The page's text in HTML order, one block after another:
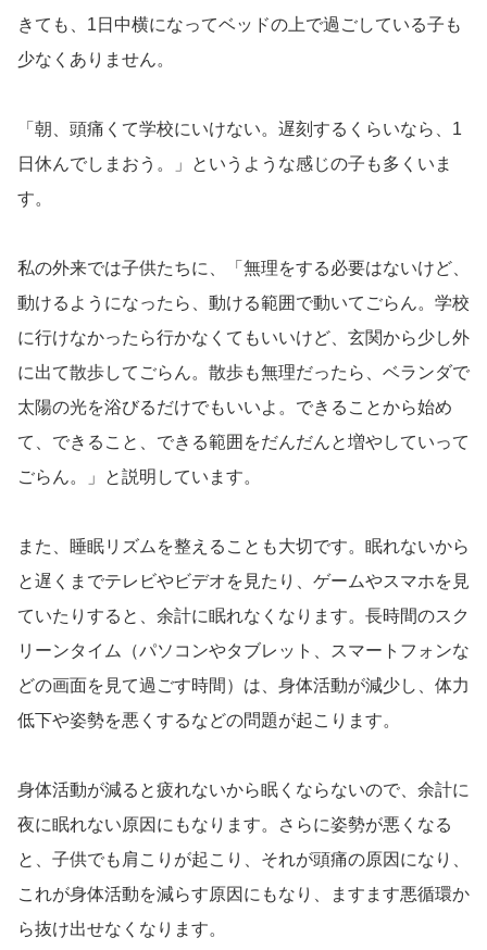
きても、1日中横になってベッドの上で過ごしている子も
少なくありません。
「朝、頭痛くて学校にいけない。遅刻するくらいなら、1
日休んでしまおう。」というような感じの子も多くいま
す。
私の外来では子供たちに、「無理をする必要はないけど、
動けるようになったら、動ける範囲で動いてごらん。学校
に行けなかったら行かなくてもいいけど、玄関から少し外
に出て散歩してごらん。散歩も無理だったら、ベランダで
太陽の光を浴びるだけでもいいよ。できることから始め
て、できること、できる範囲をだんだんと増やしていって
ごらん。」と説明しています。
また、睡眠リズムを整えることも大切です。眠れないから
と遅くまでテレビやビデオを見たり、ゲームやスマホを見
ていたりすると、余計に眠れなくなります。長時間のスク
リーンタイム（パソコンやタブレット、スマートフォンな
どの画面を見て過ごす時間）は、身体活動が減少し、体力
低下や姿勢を悪くするなどの問題が起こります。
身体活動が減ると疲れないから眠くならないので、余計に
夜に眠れない原因にもなります。さらに姿勢が悪くなる
と、子供でも肩こりが起こり、それが頭痛の原因になり、
これが身体活動を減らす原因にもなり、ますます悪循環か
ら抜け出せなくなります。